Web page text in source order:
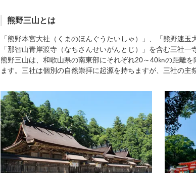
熊野三山とは
「熊野本宮大社（くまのほんぐうたいしゃ）」、「熊野速
「那智山青岸渡寺（なちさんせいがんとじ）」を含む三社一
熊野三山は、和歌山県の南東部にそれぞれ20～40㎞の距離
ます。三社は個別の自然崇拝に起源を持ちますが、三社の